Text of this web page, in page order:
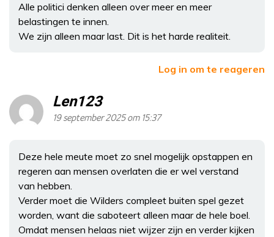
Alle politici denken alleen over meer en meer
belastingen te innen.
We zijn alleen maar last. Dit is het harde realiteit.
Log in om te reageren
Len123
19 september 2025 om 15:37
Deze hele meute moet zo snel mogelijk opstappen en
regeren aan mensen overlaten die er wel verstand
van hebben.
Verder moet die Wilders compleet buiten spel gezet
worden, want die saboteert alleen maar de hele boel.
Omdat mensen helaas niet wijzer zijn en verder kijken